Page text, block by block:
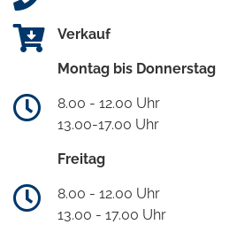
Verkauf
Montag bis Donnerstag
8.00 - 12.00 Uhr
13.00-17.00 Uhr
Freitag
8.00 - 12.00 Uhr
13.00 - 17.00 Uhr